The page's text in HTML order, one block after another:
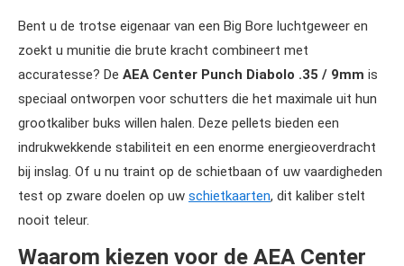
Bent u de trotse eigenaar van een Big Bore luchtgeweer en
zoekt u munitie die brute kracht combineert met
accuratesse? De AEA Center Punch Diabolo .35 / 9mm is
speciaal ontworpen voor schutters die het maximale uit hun
grootkaliber buks willen halen. Deze pellets bieden een
indrukwekkende stabiliteit en een enorme energieoverdracht
bij inslag. Of u nu traint op de schietbaan of uw vaardigheden
test op zware doelen op uw schietkaarten, dit kaliber stelt
nooit teleur.
Waarom kiezen voor de AEA Center